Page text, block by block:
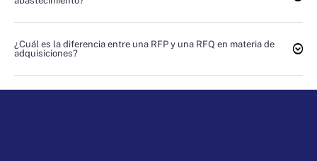
¿Cuál es la diferencia entre una RFP y una RFQ en materia de
adquisiciones?